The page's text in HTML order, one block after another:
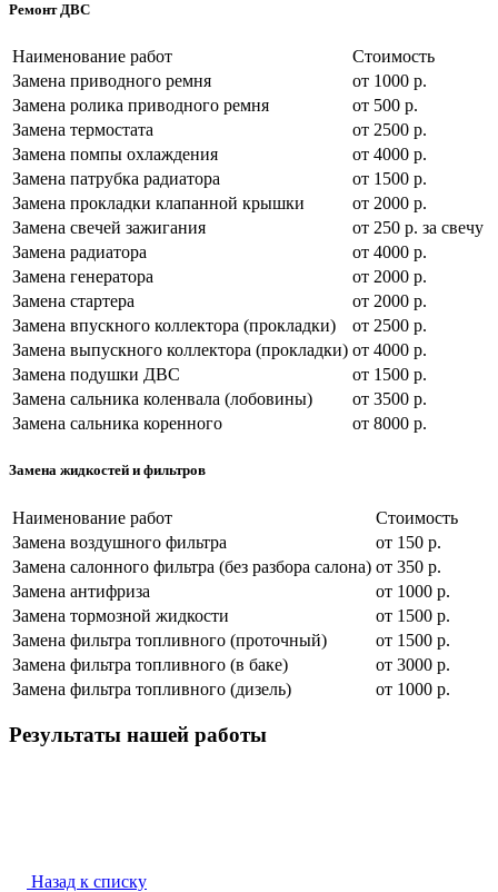
Ремонт ДВС
Наименование работ
Стоимость
Замена приводного ремня
от 1000 р.
Замена ролика приводного ремня
от 500 р.
Замена термостата
от 2500 р.
Замена помпы охлаждения
от 4000 р.
Замена патрубка радиатора
от 1500 р.
Замена прокладки клапанной крышки
от 2000 р.
Замена свечей зажигания
от 250 р. за свечу
Замена радиатора
от 4000 р.
Замена генератора
от 2000 р.
Замена стартера
от 2000 р.
Замена впускного коллектора (прокладки)
от 2500 р.
Замена выпускного коллектора (прокладки) от 4000 р.
Замена подушки ДВС
от 1500 р.
Замена сальника коленвала (лобовины)
от 3500 р.
Замена сальника коренного
от 8000 р.
Замена жидкостей и фильтров
Наименование работ
Стоимость
Замена воздушного фильтра
от 150 р.
Замена салонного фильтра (без разбора салона) от 350 р.
Замена антифриза
от 1000 р.
Замена тормозной жидкости
от 1500 р.
Замена фильтра топливного (проточный)
от 1500 р.
Замена фильтра топливного (в баке)
от 3000 р.
Замена фильтра топливного (дизель)
от 1000 р.
Результаты нашей работы
Назад к списку